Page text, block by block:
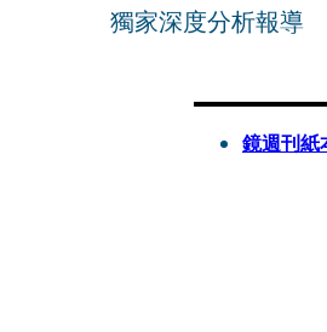
獨家深度分析報導
鏡週刊紙